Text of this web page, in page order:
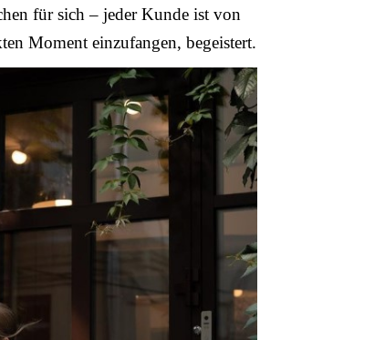
für sich – jeder Kunde ist von
Moment einzufangen, begeistert.